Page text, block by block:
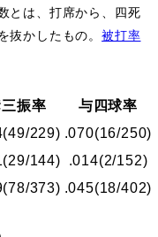
とは、打席から、四死
抜かしたもの。被打率
振率
与四球率
(49/229) .070(16/250)
(29/144) .014(2/152)
(78/373) .045(18/402)